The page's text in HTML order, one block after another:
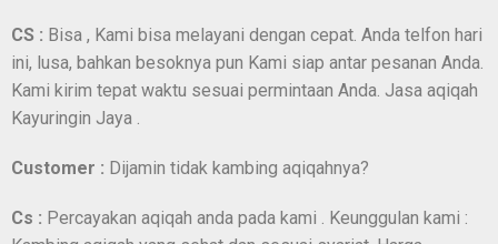
CS : Bisa , Kami bisa melayani dengan cepat. Anda telfon hari
ini, lusa, bahkan besoknya pun Kami siap antar pesanan Anda.
Kami kirim tepat waktu sesuai permintaan Anda. Jasa aqiqah
Kayuringin Jaya .
Customer : Dijamin tidak kambing aqiqahnya?
Cs : Percayakan aqiqah anda pada kami . Keunggulan kami :